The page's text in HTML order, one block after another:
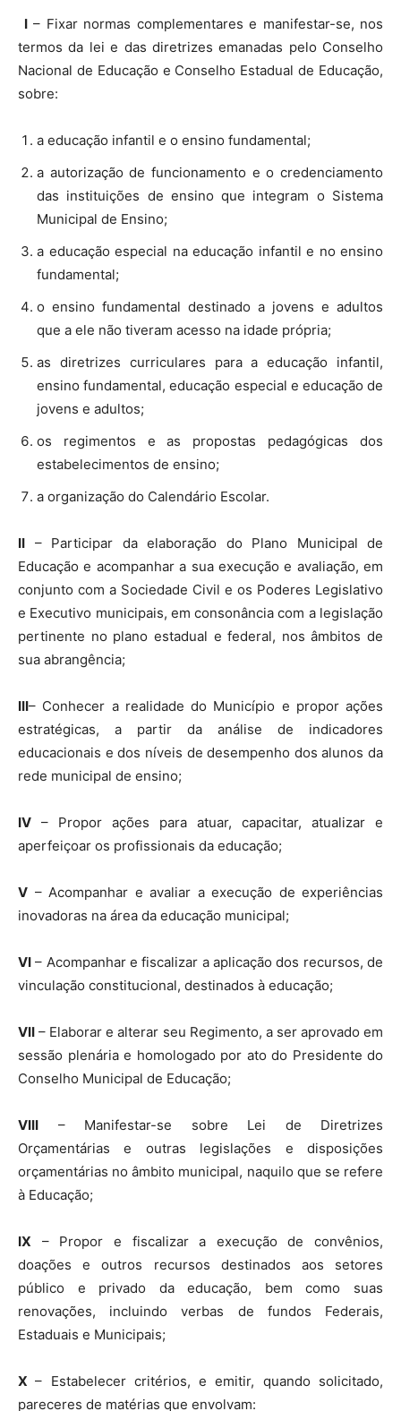
I– Fixar normas complementares e manifestar-se, nos
termos da lei e das diretrizes emanadas pelo Conselho
Nacional de Educação e Conselho Estadual de Educação,
sobre:
a educação infantil e o ensino fundamental;
a autorização de funcionamento e o credenciamento
das instituições de ensino que integram o Sistema
Municipal de Ensino;
a educação especial na educação infantil e no ensino
fundamental;
o ensino fundamental destinado a jovens e adultos
que a ele não tiveram acesso na idade própria;
as diretrizes curriculares para a educação infantil,
ensino fundamental, educação especial e educação de
jovens e adultos;
os regimentos e as propostas pedagógicas dos
estabelecimentos de ensino;
a organização do Calendário Escolar.
II – Participar da elaboração do Plano Municipal de
Educação e acompanhar a sua execução e avaliação, em
conjunto com a Sociedade Civil e os Poderes Legislativo
e Executivo municipais, em consonância com a legislação
pertinente no plano estadual e federal, nos âmbitos de
sua abrangência;
III– Conhecer a realidade do Município e propor ações
estratégicas, a partir da análise de indicadores
educacionais e dos níveis de desempenho dos alunos da
rede municipal de ensino;
IV – Propor ações para atuar, capacitar, atualizar e
aperfeiçoar os profissionais da educação;
V – Acompanhar e avaliar a execução de experiências
inovadoras na área da educação municipal;
VI – Acompanhar e fiscalizar a aplicação dos recursos, de
vinculação constitucional, destinados à educação;
VII – Elaborar e alterar seu Regimento, a ser aprovado em
sessão plenária e homologado por ato do Presidente do
Conselho Municipal de Educação;
VIII – Manifestar-se sobre Lei de Diretrizes
Orçamentárias e outras legislações e disposições
orçamentárias no âmbito municipal, naquilo que se refere
à Educação;
IX – Propor e fiscalizar a execução de convênios,
doações e outros recursos destinados aos setores
público e privado da educação, bem como suas
renovações, incluindo verbas de fundos Federais,
Estaduais e Municipais;
X– Estabelecer critérios, e emitir, quando solicitado,
pareceres de matérias que envolvam: